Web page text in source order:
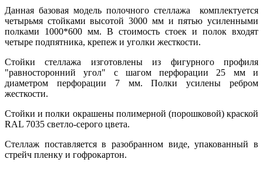
Данная базовая модель полочного стеллажа комплектуется
четырьмя стойками высотой 3000 мм и пятью усиленными
полками 1000*600 мм. В стоимость стоек и полок входят
четыре подпятника, крепеж и уголки жесткости.
Стойки стеллажа изготовлены из фигурного профиля
"равносторонний угол" с шагом перфорации 25 мм и
диаметром перфорации 7 мм. Полки усилены ребром
жесткости.
Стойки и полки окрашены полимерной (порошковой) краской
RAL 7035 светло-серого цвета.
Стеллаж поставляется в разобранном виде, упакованный в
стрейч пленку и гофрокартон.